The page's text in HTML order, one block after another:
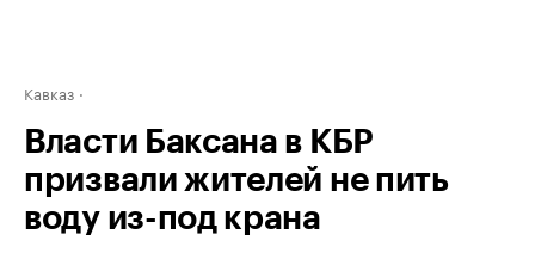
Кавказ
Власти Баксана в КБР
призвали жителей не пить
воду из-под крана